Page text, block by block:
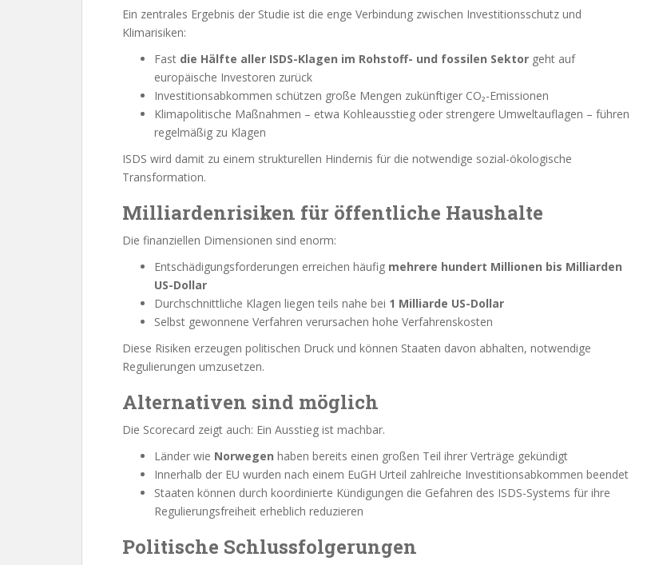
Ein zentrales Ergebnis der Studie ist die enge Verbindung zwischen Investitionsschutz und
Klimarisiken:
Fast die Hälfte aller ISDS-Klagen im Rohstoff- und fossilen Sektor geht auf
europäische Investoren zurück
Investitionsabkommen schützen große Mengen zukünftiger CO₂-Emissionen
Klimapolitische Maßnahmen – etwa Kohleausstieg oder strengere Umweltauflagen – führen
regelmäßig zu Klagen
ISDS wird damit zu einem strukturellen Hindernis für die notwendige sozial-ökologische
Transformation.
Milliardenrisiken für öffentliche Haushalte
Die finanziellen Dimensionen sind enorm:
Entschädigungsforderungen erreichen häufig mehrere hundert Millionen bis Milliarden
US-Dollar
Durchschnittliche Klagen liegen teils nahe bei 1 Milliarde US-Dollar
Selbst gewonnene Verfahren verursachen hohe Verfahrenskosten
Diese Risiken erzeugen politischen Druck und können Staaten davon abhalten, notwendige
Regulierungen umzusetzen.
Alternativen sind möglich
Die Scorecard zeigt auch: Ein Ausstieg ist machbar.
Länder wie Norwegen haben bereits einen großen Teil ihrer Verträge gekündigt
Innerhalb der EU wurden nach einem EuGH Urteil zahlreiche Investitionsabkommen beendet
Staaten können durch koordinierte Kündigungen die Gefahren des ISDS-Systems für ihre
Regulierungsfreiheit erheblich reduzieren
Politische Schlussfolgerungen